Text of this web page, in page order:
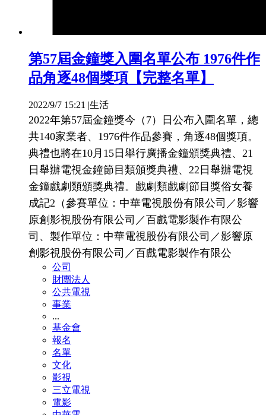
第57屆金鐘獎入圍名單公布 1976件作
品角逐48個獎項【完整名單】
2022/9/7 15:21 |生活
2022年第57屆金鐘獎今（7）日公布入圍名單，總
共140家業者、1976件作品參賽，角逐48個獎項。
典禮也將在10月15日舉行廣播金鐘頒獎典禮、21
日舉辦電視金鐘節目類頒獎典禮、22日舉辦電視
金鐘戲劇類頒獎典禮。戲劇類戲劇節目獎俗女養
成記2（參賽單位：中華電視股份有限公司／影響
原創影視股份有限公司／百戲電影製作有限公
司、製作單位：中華電視股份有限公司／影響原
創影視股份有限公司／百戲電影製作有限公
公司
財團法人
公共電視
事業
...
基金會
報名
名單
文化
影視
三立電視
電影